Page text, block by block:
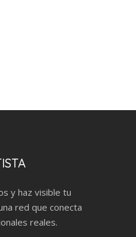
y haz visible tu
red que conecta
reales.